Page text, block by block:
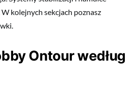
kolejnych sekcjach poznasz
Ontour według